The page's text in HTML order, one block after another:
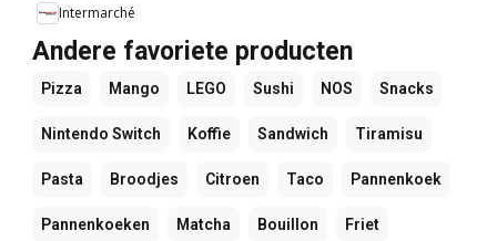
Intermarché
Andere favoriete producten
Pizza Mango LEGO Sushi NOS Snacks
Nintendo Switch Koffie Sandwich Tiramisu
Pasta Broodjes Citroen Taco Pannenkoek
Pannenkoeken Matcha Bouillon Friet